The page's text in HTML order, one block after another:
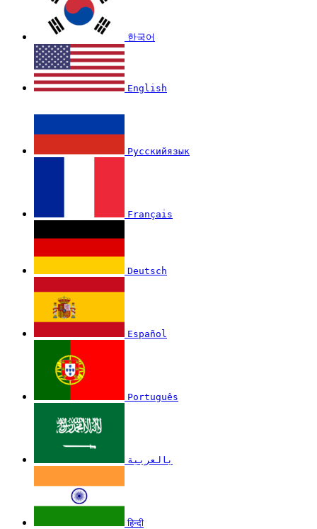
한국어
English
Русскийязык
Français
Deutsch
Español
Português
بالعربية
हिन्दी